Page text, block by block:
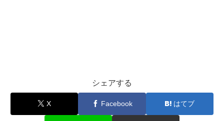
シェアする
X Facebook はてブ